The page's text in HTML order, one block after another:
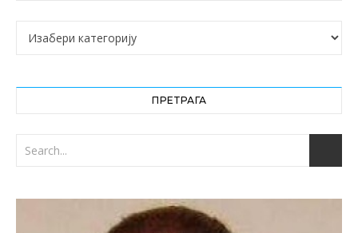
Категорије
ПРЕТРАГА